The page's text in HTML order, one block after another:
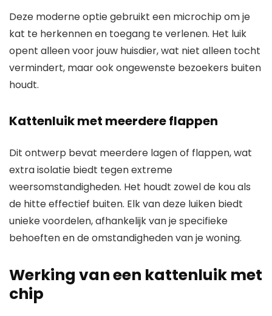
Deze moderne optie gebruikt een microchip om je
kat te herkennen en toegang te verlenen. Het luik
opent alleen voor jouw huisdier, wat niet alleen tocht
vermindert, maar ook ongewenste bezoekers buiten
houdt.
Kattenluik met meerdere flappen
Dit ontwerp bevat meerdere lagen of flappen, wat
extra isolatie biedt tegen extreme
weersomstandigheden. Het houdt zowel de kou als
de hitte effectief buiten. Elk van deze luiken biedt
unieke voordelen, afhankelijk van je specifieke
behoeften en de omstandigheden van je woning.
Werking van een kattenluik met
chip